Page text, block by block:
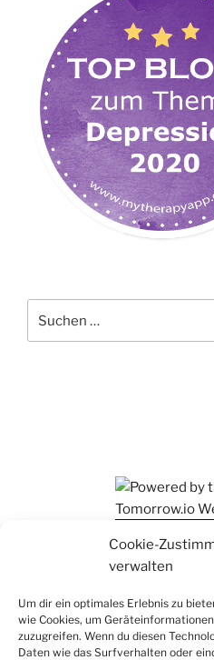
Cookie-
verwalten
Um dir ein optimales Erlebnis zu
wie Cookies, um
zuzugreifen. Wenn du diesen
Daten wie das Surfverhalten oder
nach: